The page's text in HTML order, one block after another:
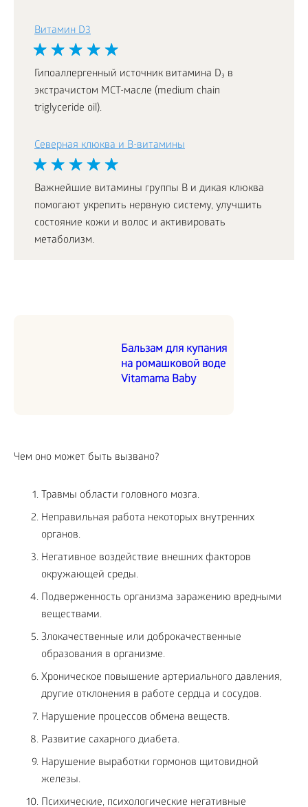
Витамин D3
Гипоаллергенный источник витамина D₃ в
экстрачистом МСТ-масле (medium chain
triglyceride oil).
Северная клюква и В-витамины
Важнейшие витамины группы В и дикая клюква
помогают укрепить нервную систему, улучшить
состояние кожи и волос и активировать
метаболизм.
Бальзам для купания
на ромашковой воде
Vitamama Baby
Чем оно может быть вызвано?
Травмы области головного мозга.
Неправильная работа некоторых внутренних
органов.
Негативное воздействие внешних факторов
окружающей среды.
Подверженность организма заражению вредными
веществами.
Злокачественные или доброкачественные
образования в организме.
Хроническое повышение артериального давления,
другие отклонения в работе сердца и сосудов.
Нарушение процессов обмена веществ.
Развитие сахарного диабета.
Нарушение выработки гормонов щитовидной
железы.
Психические, психологические негативные